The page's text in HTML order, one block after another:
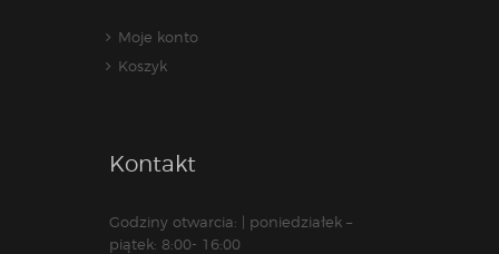
Moje konto
Koszyk
Kontakt
Godziny otwarcia: | poniedziałek –
piątek: 8:00- 16:00